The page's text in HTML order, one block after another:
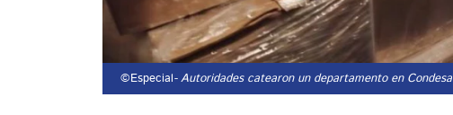
©Especial- Autoridades catearon un departamento en